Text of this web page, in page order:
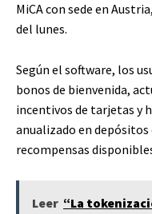
MiCA con sede en
del lunes.
Según el software, los
bonos de bienvenida,
incentivos de tarjetas y
anualizado en
recompensas
Leer “La